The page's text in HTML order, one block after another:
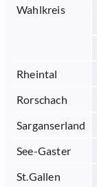
Wahlkreis
Rheintal
Rorschach
Sarganserland
See-Gaster
St.Gallen